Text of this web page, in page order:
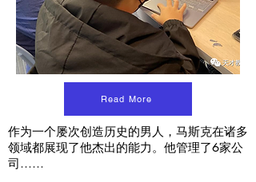
Read More
作为一个屡次创造历史的男人，马斯克在诸多
领域都展现了他杰出的能力。他管理了6家公
司……